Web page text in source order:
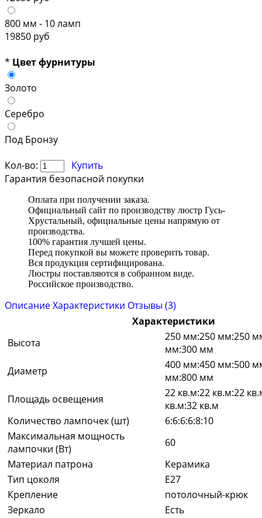
800 мм - 10 ламп
19850 руб
* Цвет фурнитуры
Золото
Серебро
Под Бронзу
Кол-во:
Купить
Гарантия безопасной покупки
Оплата при получении заказа.
Официальный сайт по производству люстр Гусь-
Хрустальный, официальные цены напрямую от
производства.
100% гарантия лучшей цены.
Перед покупкой вы можете проверить товар.
Вся продукция сертифицирована.
Люстры поставляются в собранном виде.
Российское производство.
ОписаниеХарактеристики Отзывы (3)
Характеристики
Высота
250 мм:250 мм:250
мм:300 мм
Диаметр
400 мм:450 мм:500
мм:800 мм
Площадь освещения
22 кв.м:22 кв.м:22
кв.м:32 кв.м
Количество лампочек (шт)
6:6:6:6:8:10
Максимальная мощность
лампочки (Вт)
60
Материал патрона
Керамика
Тип цоколя
E27
Крепление
потолочный-крюк
Зеркало
Есть